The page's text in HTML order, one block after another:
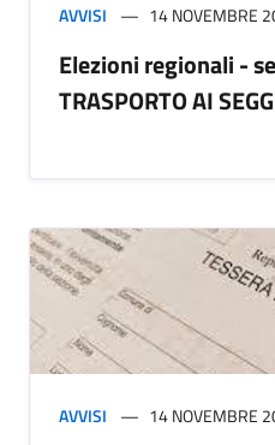
AVVISI 14 NOVEMBRE
Elezioni regionali -
TRASPORTO AI
AVVISI 14 NOVEMBRE